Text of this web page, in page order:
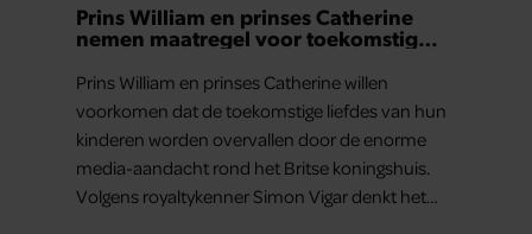
Prins William en prinses Catherine
nemen maatregel voor toekomstig
Prins William en prinses Catherine willen
voorkomen dat de toekomstige liefdes van hun
kinderen worden overvallen door de enorme
media-aandacht rond het Britse koningshuis.
Volgens royaltykenner Simon Vigar denkt het